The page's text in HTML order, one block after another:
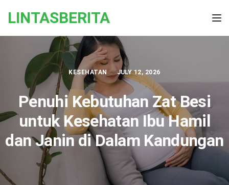
LINTASBERITA
KESEHATAN JULY 12, 2026
Penuhi Kebutuhan Zat Besi
untuk Kesehatan Ibu Hamil
dan Janin di Dalam Kandungan